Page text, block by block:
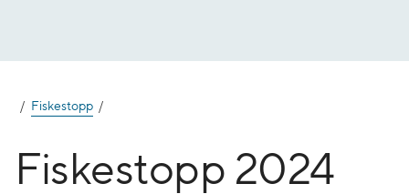
Fiskestopp
Fiskestopp 2024